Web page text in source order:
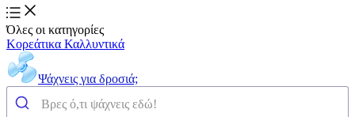
Όλες οι κατηγορίες
Κορεάτικα Καλλυντικά
Ψάχνεις για δροσιά;